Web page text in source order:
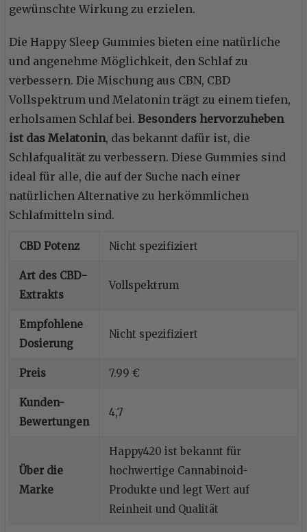
gewünschte Wirkung zu erzielen.
Die Happy Sleep Gummies bieten eine natürliche
und angenehme Möglichkeit, den Schlaf zu
verbessern. Die Mischung aus CBN, CBD
Vollspektrum und Melatonin trägt zu einem tiefen,
erholsamen Schlaf bei. Besonders hervorzuheben
ist das Melatonin, das bekannt dafür ist, die
Schlafqualität zu verbessern. Diese Gummies sind
ideal für alle, die auf der Suche nach einer
natürlichen Alternative zu herkömmlichen
Schlafmitteln sind.
CBD Potenz Nicht spezifiziert
Art des CBD-
Extrakts
Vollspektrum
Empfohlene
Dosierung
Nicht spezifiziert
Preis 7.99 €
Kunden-
Bewertungen
4,7
Über die
Marke
Happy420 ist bekannt für
hochwertige Cannabinoid-
Produkte und legt Wert auf
Reinheit und Qualität